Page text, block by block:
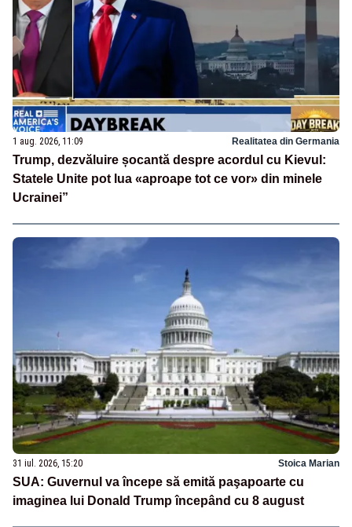
1 aug. 2026, 11:09 Realitatea din Germania
Trump, dezvăluire șocantă despre acordul cu Kievul:
Statele Unite pot lua «aproape tot ce vor» din minele
Ucrainei”
31 iul. 2026, 15:20 Stoica Marian
SUA: Guvernul va începe să emită paşapoarte cu
imaginea lui Donald Trump începând cu 8 august